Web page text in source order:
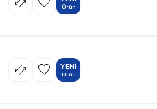
Ürün
YENI
Ürün